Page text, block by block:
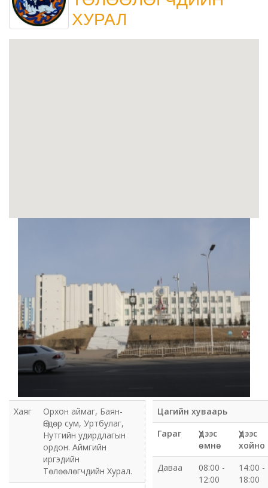
Орхон аймаг дахь Сум дундын иргэний хэргийн
Мэдээлэл холбооны сүлжээ ХХК Орхон аймгийн
Нийтийн номын сан
Эрдэнэт Булганы цахилгаан түгээх сүлжээ ТӨХК
Эрдэнэт ус, дулаан түгээх сүлжээ ОНӨХК
Хот тохижуулах газар
Орхон аймаг Шуудан үйлчилгээний газар
Биеийн тамир, спортын газар
ХУРАЛ
Хаяг
Орхон аймаг, Баян-
Өндөр сум, Уртбулаг,
Нутгийн удирдлагын
ордон. Аймгийн
иргэдийн
Төлөөлөгчдийн Хурал.
Цагийн хуваарь
Гараг
Үдээс
өмнө
Үдээс
хойно
Даваа
08:00 -
12:00
14:00 -
18:00